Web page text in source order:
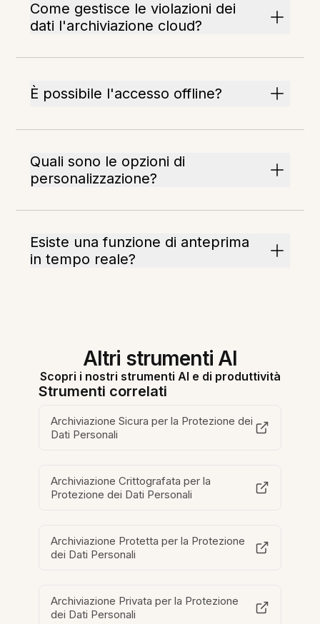
Come gestisce le violazioni dei
dati l'archiviazione cloud?
È possibile l'accesso offline?
Quali sono le opzioni di
personalizzazione?
Esiste una funzione di anteprima
in tempo reale?
Altri strumenti AI
Scopri i nostri strumenti AI e di produttività
Strumenti correlati
Archiviazione Sicura per la Protezione dei
Dati Personali
Archiviazione Crittografata per la
Protezione dei Dati Personali
Archiviazione Protetta per la Protezione
dei Dati Personali
Archiviazione Privata per la Protezione
dei Dati Personali